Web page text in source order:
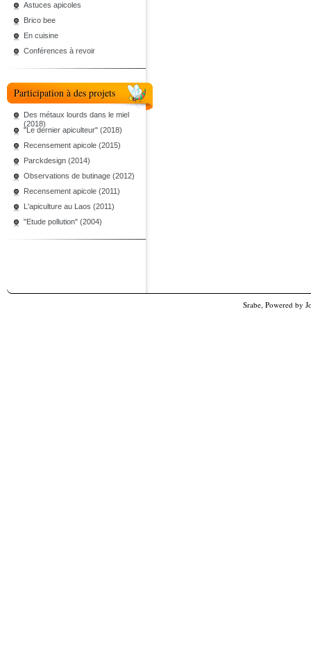
Astuces apicoles
Brico bee
En cuisine
Conférences à revoir
Participation à des projets
Des métaux lourds dans le miel
(2018)
"Le dernier apiculteur" (2018)
Recensement apicole (2015)
Parckdesign (2014)
Observations de butinage (2012)
Recensement apicole (2011)
L'apiculture au Laos (2011)
"Etude pollution" (2004)
Srabe, Powered by